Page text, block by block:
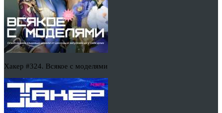
Хакер #324. Всякое с моделями